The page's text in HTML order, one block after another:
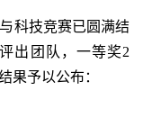
科技竞赛已圆满结
出团队，一等奖2
果予以公布：